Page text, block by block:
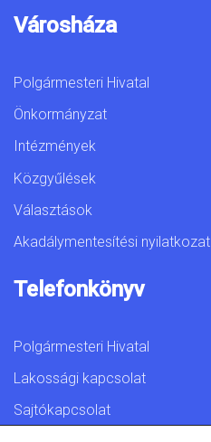
Városháza
Polgármesteri Hivatal
Önkormányzat
Intézmények
Közgyűlések
Választások
Akadálymentesítési nyilatkozat
Telefonkönyv
Polgármesteri Hivatal
Lakossági kapcsolat
Sajtókapcsolat